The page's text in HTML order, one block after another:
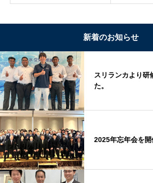
新着のお知らせ
スリランカより研
た。
2025年忘年会を開